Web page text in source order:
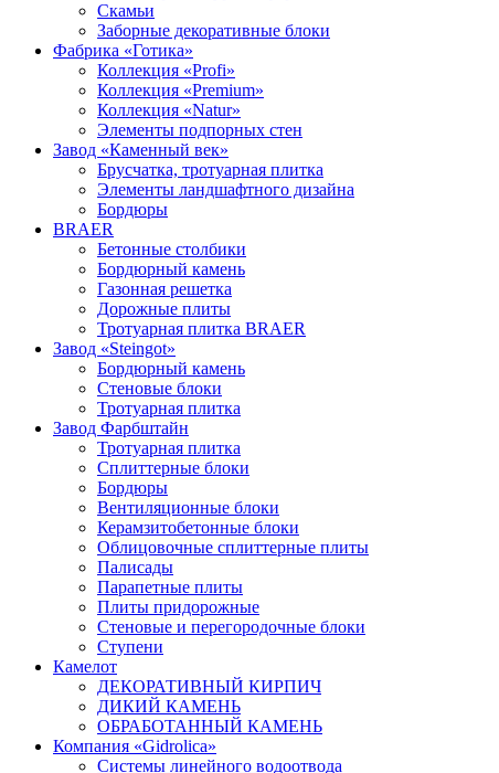
Скамьи
Заборные декоративные блоки
Фабрика «Готика»
Коллекция «Profi»
Коллекция «Premium»
Коллекция «Natur»
Элементы подпорных стен
Завод «Каменный век»
Брусчатка, тротуарная плитка
Элементы ландшафтного дизайна
Бордюры
BRAER
Бетонные столбики
Бордюрный камень
Газонная решетка
Дорожные плиты
Тротуарная плитка BRAER
Завод «Steingot»
Бордюрный камень
Стеновые блоки
Тротуарная плитка
Завод Фарбштайн
Тротуарная плитка
Cплиттерные блоки
Бордюры
Вентиляционные блоки
Керамзитобетонные блоки
Облицовочные сплиттерные плиты
Палисады
Парапетные плиты
Плиты придорожные
Стеновые и перегородочные блоки
Ступени
Камелот
ДЕКОРАТИВНЫЙ КИРПИЧ
ДИКИЙ КАМЕНЬ
ОБРАБОТАННЫЙ КАМЕНЬ
Компания «Gidrolica»
Системы линейного водоотвода